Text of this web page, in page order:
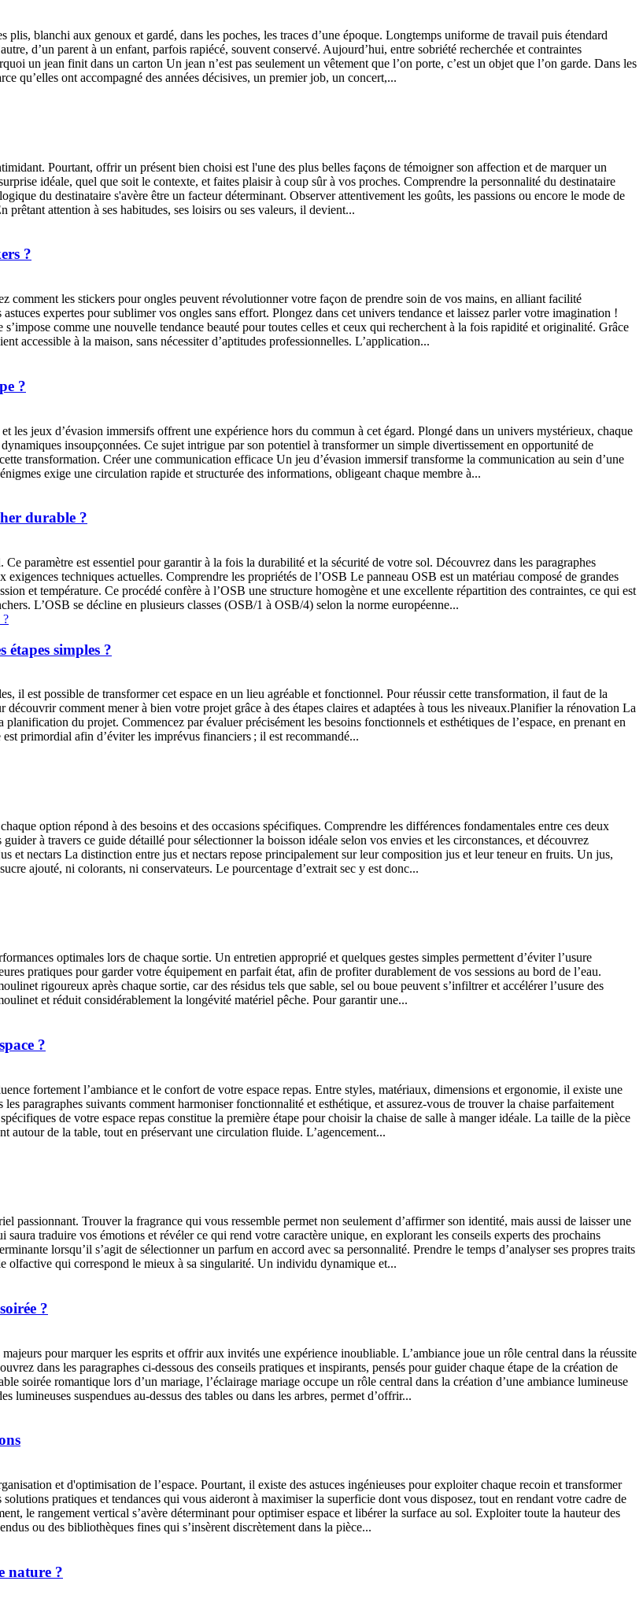
blanchi aux genoux et gardé, dans les poches, les traces d’une époque. Longtemps uniforme de travail puis étendard
d’un parent à un enfant, parfois rapiécé, souvent conservé. Aujourd’hui, entre sobriété recherchée et contraintes
un jean finit dans un carton Un jean n’est pas seulement un vêtement que l’on porte, c’est un objet que l’on garde. Dans les
qu’elles ont accompagné des années décisives, un premier job, un concert,...
Pourtant, offrir un présent bien choisi est l'une des plus belles façons de témoigner son affection et de marquer un
idéale, quel que soit le contexte, et faites plaisir à coup sûr à vos proches. Comprendre la personnalité du destinataire
du destinataire s'avère être un facteur déterminant. Observer attentivement les goûts, les passions ou encore le mode de
prêtant attention à ses habitudes, ses loisirs ou ses valeurs, il devient...
?
comment les stickers pour ongles peuvent révolutionner votre façon de prendre soin de vos mains, en alliant facilité
expertes pour sublimer vos ongles sans effort. Plongez dans cet univers tendance et laissez parler votre imagination !
comme une nouvelle tendance beauté pour toutes celles et ceux qui recherchent à la fois rapidité et originalité. Grâce
accessible à la maison, sans nécessiter d’aptitudes professionnelles. L’application...
?
les jeux d’évasion immersifs offrent une expérience hors du commun à cet égard. Plongé dans un univers mystérieux, chaque
insoupçonnées. Ce sujet intrigue par son potentiel à transformer un simple divertissement en opportunité de
transformation. Créer une communication efficace Un jeu d’évasion immersif transforme la communication au sein d’une
exige une circulation rapide et structurée des informations, obligeant chaque membre à...
durable ?
paramètre est essentiel pour garantir à la fois la durabilité et la sécurité de votre sol. Découvrez dans les paragraphes
techniques actuelles. Comprendre les propriétés de l’OSB Le panneau OSB est un matériau composé de grandes
et température. Ce procédé confère à l’OSB une structure homogène et une excellente répartition des contraintes, ce qui est
L’OSB se décline en plusieurs classes (OSB/1 à OSB/4) selon la norme européenne...
étapes simples ?
il est possible de transformer cet espace en un lieu agréable et fonctionnel. Pour réussir cette transformation, il faut de la
comment mener à bien votre projet grâce à des étapes claires et adaptées à tous les niveaux.Planifier la rénovation La
du projet. Commencez par évaluer précisément les besoins fonctionnels et esthétiques de l’espace, en prenant en
primordial afin d’éviter les imprévus financiers ; il est recommandé...
option répond à des besoins et des occasions spécifiques. Comprendre les différences fondamentales entre ces deux
à travers ce guide détaillé pour sélectionner la boisson idéale selon vos envies et les circonstances, et découvrez
et nectars La distinction entre jus et nectars repose principalement sur leur composition jus et leur teneur en fruits. Un jus,
ajouté, ni colorants, ni conservateurs. Le pourcentage d’extrait sec y est donc...
optimales lors de chaque sortie. Un entretien approprié et quelques gestes simples permettent d’éviter l’usure
pratiques pour garder votre équipement en parfait état, afin de profiter durablement de vos sessions au bord de l’eau.
rigoureux après chaque sortie, car des résidus tels que sable, sel ou boue peuvent s’infiltrer et accélérer l’usure des
et réduit considérablement la longévité matériel pêche. Pour garantir une...
?
fortement l’ambiance et le confort de votre espace repas. Entre styles, matériaux, dimensions et ergonomie, il existe une
paragraphes suivants comment harmoniser fonctionnalité et esthétique, et assurez-vous de trouver la chaise parfaitement
de votre espace repas constitue la première étape pour choisir la chaise de salle à manger idéale. La taille de la pièce
de la table, tout en préservant une circulation fluide. L’agencement...
passionnant. Trouver la fragrance qui vous ressemble permet non seulement d’affirmer son identité, mais aussi de laisser une
traduire vos émotions et révéler ce qui rend votre caractère unique, en explorant les conseils experts des prochains
lorsqu’il s’agit de sélectionner un parfum en accord avec sa personnalité. Prendre le temps d’analyser ses propres traits
olfactive qui correspond le mieux à sa singularité. Un individu dynamique et...
?
pour marquer les esprits et offrir aux invités une expérience inoubliable. L’ambiance joue un rôle central dans la réussite
dans les paragraphes ci-dessous des conseils pratiques et inspirants, pensés pour guider chaque étape de la création de
soirée romantique lors d’un mariage, l’éclairage mariage occupe un rôle central dans la création d’une ambiance lumineuse
suspendues au-dessus des tables ou dans les arbres, permet d’offrir...
et d'optimisation de l’espace. Pourtant, il existe des astuces ingénieuses pour exploiter chaque recoin et transformer
pratiques et tendances qui vous aideront à maximiser la superficie dont vous disposez, tout en rendant votre cadre de
le rangement vertical s’avère déterminant pour optimiser espace et libérer la surface au sol. Exploiter toute la hauteur des
ou des bibliothèques fines qui s’insèrent discrètement dans la pièce...
nature ?